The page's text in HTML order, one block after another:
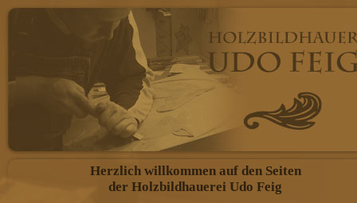
Herzlich willkommen auf den Seiten
der Holzbildhauerei Udo Feig